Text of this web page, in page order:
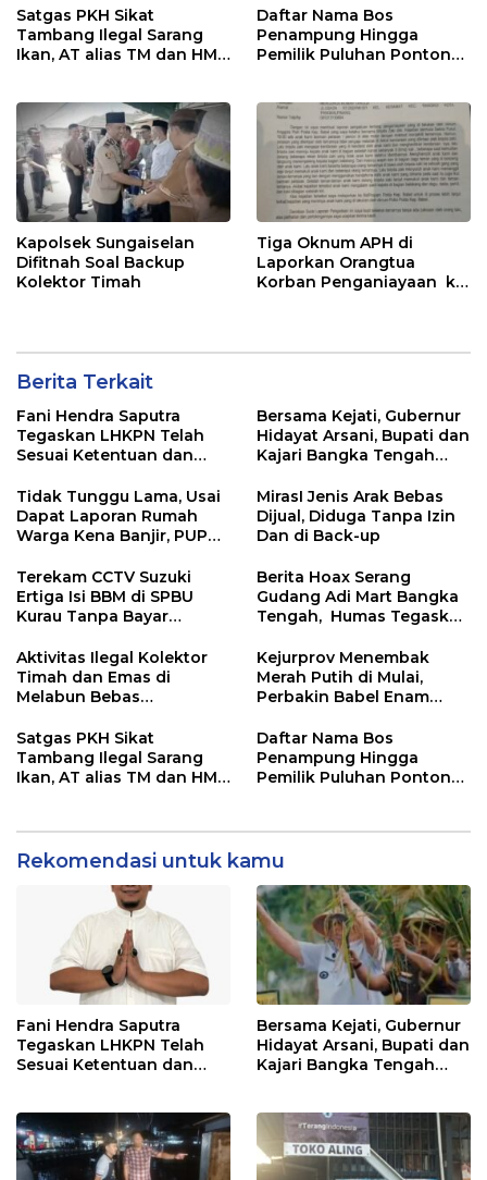
Satgas PKH Sikat
Tambang Ilegal Sarang
Ikan, AT alias TM dan HM
Alat Berat
Daftar Nama Bos
Penampung Hingga
Pemilik Puluhan Ponton
Mesin
Kapolsek Sungaiselan
Difitnah Soal Backup
Kolektor Timah
Tiga Oknum APH di
Laporkan Orangtua
Korban Penganiayaan ke
Berita Terkait
Fani Hendra Saputra
Tegaskan LHKPN Telah
Sesuai Ketentuan dan
Bersama Kejati, Gubernur
Hidayat Arsani, Bupati dan
Kajari Bangka Tengah
Desa Namang,
Tidak Tunggu Lama, Usai
Dapat Laporan Rumah
Warga Kena Banjir, PUPR
Turun
MirasI Jenis Arak Bebas
Dijual, Diduga Tanpa Izin
Dan di Back-up
Terekam CCTV Suzuki
Ertiga Isi BBM di SPBU
Kurau Tanpa Bayar
Berita Hoax Serang
Gudang Adi Mart Bangka
Tengah, Humas Tegaskan
Melalui Sistem OSS
Aktivitas Ilegal Kolektor
Timah dan Emas di
Melabun Bebas
Terkesan Tutup Mata
Kejurprov Menembak
Merah Putih di Mulai,
Perbakin Babel Enam
Menuju Level Nasional
Satgas PKH Sikat
Tambang Ilegal Sarang
Ikan, AT alias TM dan HM
Alat Berat
Daftar Nama Bos
Penampung Hingga
Pemilik Puluhan Ponton
Mesin
Rekomendasi untuk kamu
Fani Hendra Saputra
Tegaskan LHKPN Telah
Sesuai Ketentuan dan
Bersama Kejati, Gubernur
Hidayat Arsani, Bupati dan
Kajari Bangka Tengah